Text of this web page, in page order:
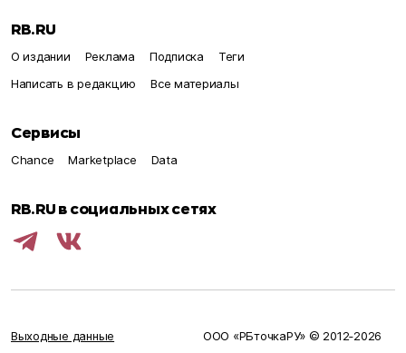
RB.RU
О издании Реклама Подписка
Теги
Написать в редакцию
Все материалы
Сервисы
Chance Marketplace Data
RB.RU в социальных сетях
Выходные данные ООО «РБточкаРУ» © 2012‑2026